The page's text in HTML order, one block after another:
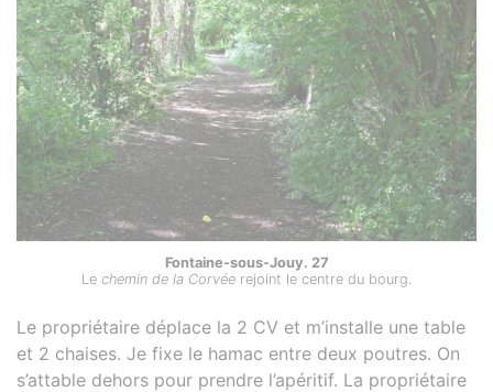
Fontaine-sous-Jouy. 27
Le chemin de la Corvée rejoint le centre du bourg.
Le propriétaire déplace la 2 CV et m’installe une table
et 2 chaises. Je fixe le hamac entre deux poutres. On
s’attable dehors pour prendre l’apéritif. La propriétaire